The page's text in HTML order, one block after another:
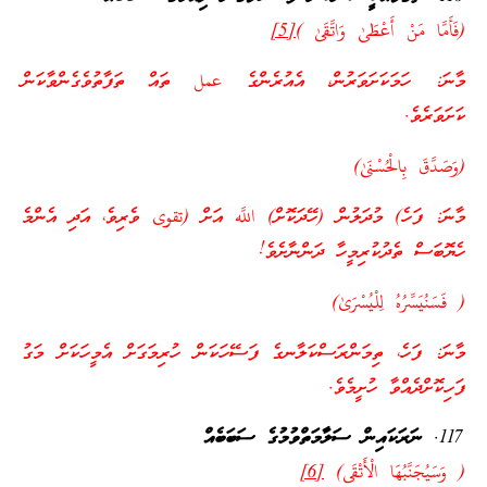
(فَأَمَّا مَنْ أَعْطَىٰ وَاتَّقَىٰ )[5]
މާނަ: ހަމަކަށަވަރުން، އެއުރެންގެ عمل ތައް ތަފާތުވެގެންވާކަން
ކަށަވަރެވެ.
(وَصَدَّقَ بِالْحُسْنَىٰ)
މާނަ: ފަހެ) މުދަލުން (ހޭދަކޮށް) اللَّه އަށް (تقوى ވެރިވެ، އަދި އެންމެ
ހެޔޮބަސް ތެދުކުރިމީހާ ދަންނާށެވެ!
( فَسَنُيَسِّرُهُ لِلْيُسْرَىٰ)
މާނަ: ފަހެ، ތިމަންރަސްކަލާނގެ ފަސޭހަކަން ހުރިމަގަށް އެމީހަކަށް މަގު
ފަހިކޮށްދެއްވާ ހުށީމެވެ.
ނަރަކައިން ސަލާމަތްވުމުގެ ސަބަބެއް
( وَسَيُجَنَّبُهَا الْأَتْقَى) [6]